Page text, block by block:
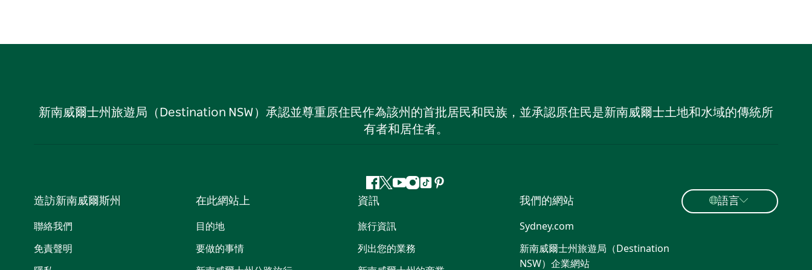
新南威爾士州旅遊局（Destination NSW）承認並尊重原住民作為該州的首批居民和民族，並承認原住民是新南威爾士土地和水域的傳統所
有者和居住者。
Facebook
嘰
喳
喳
Youtube
Instagram
抖 Pinterest
造訪新南威爾斯州
聯絡我們
免責聲明
在此網站上
目的地
要做的事情
資訊
旅行資訊
列出您的業務
我們的網站
Sydney.com
新南威爾士州旅遊局（Destination
NSW）企業網站
語言